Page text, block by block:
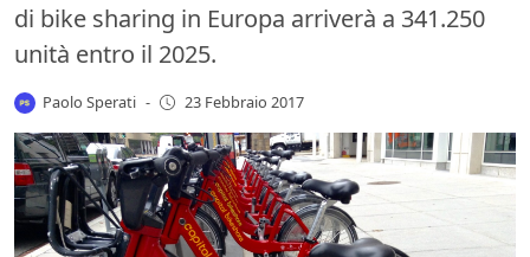
di bike sharing in Europa arriverà a 341.250
unità entro il 2025.
Paolo Sperati - 23 Febbraio 2017